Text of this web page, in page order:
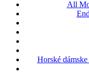
All
Horské